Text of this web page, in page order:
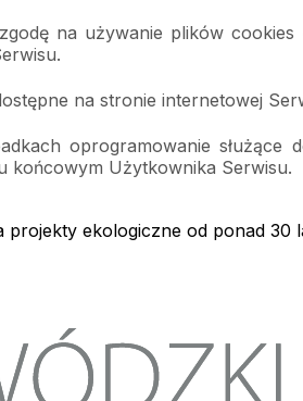
na używanie plików
na stronie internetowej
oprogramowanie służące
końcowym Użytkownika Serwisu.
ekologiczne od ponad